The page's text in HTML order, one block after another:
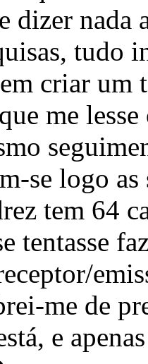
dizer nada
tudo
criar um
me
se logo
tem 64
tentasse
me de
e